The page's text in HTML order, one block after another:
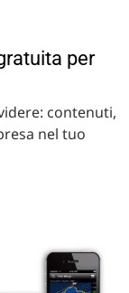
per
contenuti,
nel tuo